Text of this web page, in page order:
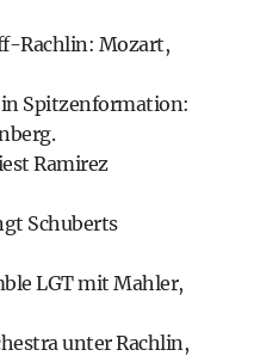
Rachlin: Mozart,
Spitzenformation:
Ramirez
Schuberts
LGT mit Mahler,
unter Rachlin,